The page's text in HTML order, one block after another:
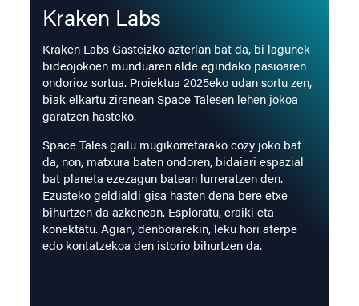
Kraken Labs
Kraken Labs Gasteizko azterlan bat da, bi lagunek
bideojokoen munduaren alde egindako pasioaren
ondorioz sortua. Proiektua 2025eko udan sortu zen,
biak elkartu zirenean Space Talesen lehen jokoa
garatzen hasteko.
Space Tales gailu mugikorretarako cozy joko bat
da, non, matxura baten ondoren, bidaiari espazial
bat planeta ezezagun batean lurreratzen den.
Ezusteko geldialdi gisa hasten dena bere etxe
bihurtzen da azkenean. Esploratu, eraiki eta
konektatu. Agian, denborarekin, leku hori aterpe
edo kontatzekoa den istorio bihurtzen da.